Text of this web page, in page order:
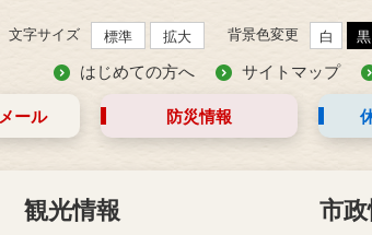
文字サイズ 標準 拡大 背景色変更 白 黒
はじめての方へ サイトマップ
メール 防災情報
観光情報 市